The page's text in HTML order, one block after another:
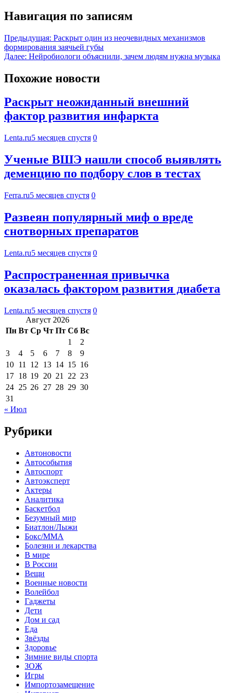
Навигация по записям
Предыдущая: Раскрыт один из неочевидных механизмов
формирования заячьей губы
Далее: Нейробиологи объяснили, зачем людям нужна музыка
Похожие новости
Раскрыт неожиданный внешний
фактор развития инфаркта
Lenta.ru5 месяцев спустя 0
Ученые ВШЭ нашли способ выявлять
деменцию по подбору слов в тестах
Ferra.ru5 месяцев спустя 0
Развеян популярный миф о вреде
снотворных препаратов
Lenta.ru5 месяцев спустя 0
Распространенная привычка
оказалась фактором развития диабета
Lenta.ru5 месяцев спустя 0
Август 2026
Пн Вт Ср Чт Пт Сб Вс
1
2
3
4 5 6 7 8
9
10 11 12 13 14 15 16
17 18 19 20 21 22 23
24 25 26 27 28 29 30
31
« Июл
Рубрики
Автоновости
Автособытия
Автоспорт
Автоэксперт
Актеры
Аналитика
Баскетбол
Безумный мир
Биатлон/Лыжи
Бокс/MMA
Болезни и лекарства
В мире
В России
Вещи
Военные новости
Волейбол
Гаджеты
Дети
Дом и сад
Еда
Звёзды
Здоровье
Зимние виды спорта
ЗОЖ
Игры
Импортозамещение